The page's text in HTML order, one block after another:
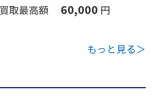
買取最高額 60,000 円
もっと見る＞